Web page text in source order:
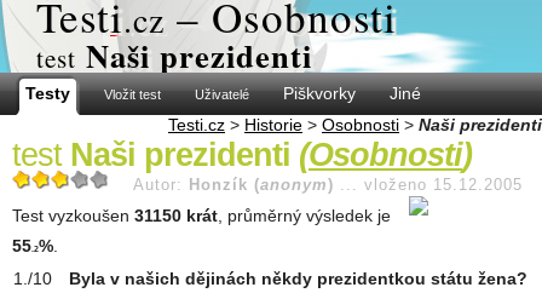
Testi.cz – Osobnosti
test Naši prezidenti
Testy Vložit test Uživatelé Piškvorky
Jiné
Testi.cz > Historie > Osobnosti > Naši prezidenti
test Naši prezidenti (Osobnosti)
Autor: Honzík (anonym ) ... vloženo 15.12.2005
Test vyzkoušen 31150 krát , průměrný výsledek je
55 .2%
Byla v našich dějinách někdy prezidentkou státu žena?